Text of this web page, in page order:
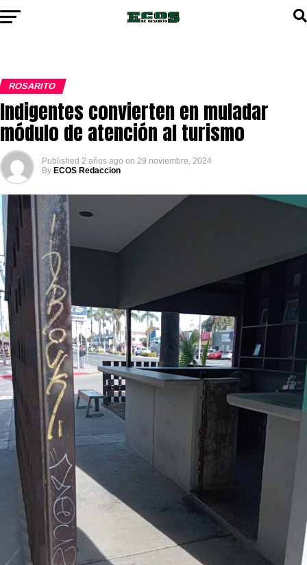
ROSARITO
Indigentes convierten en muladar
módulo de atención al turismo
Published 2 años ago on 29 noviembre, 2024
By ECOS Redaccion